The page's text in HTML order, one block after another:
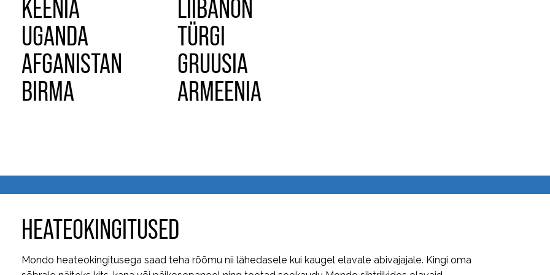
KEENIA
UGANDA
AFGANISTAN
BIRMA
LIIBANON
TÜRGI
GRUUSIA
ARMEENIA
HEATEOKINGITUSED
Mondo heateokingitusega saad teha rõõmu nii lähedasele kui kaugel elavale abivajajale. Kingi oma